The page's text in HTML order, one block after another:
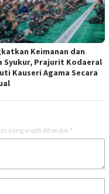
Keimanan dan
Syukur, Prajurit Kodaeral
Kauseri Agama Secara
yang wajib ditandai *